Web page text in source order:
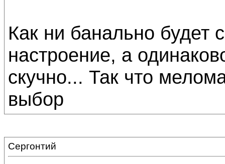
Как ни банально будет
настроение, а
скучно... Так что
выбор
Сергонтий